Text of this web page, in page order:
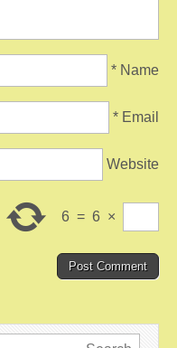
Name
*
Email
*
Website
×
6
=
6